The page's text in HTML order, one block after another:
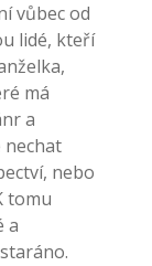
vůbec od
lidé, kteří
má
a
nechat
nebo
tomu
a